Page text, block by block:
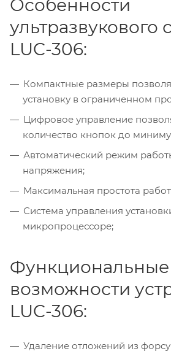
Особенности
ультразвукового
LUC-306:
Компактные размеры
установку в ограниченном
Цифровое управление
количество кнопок до
Автоматический режим
напряжения;
Максимальная простота
Система управления
микропроцессоре;
Функциональные
возможности
LUC-306:
Удаление отложений из